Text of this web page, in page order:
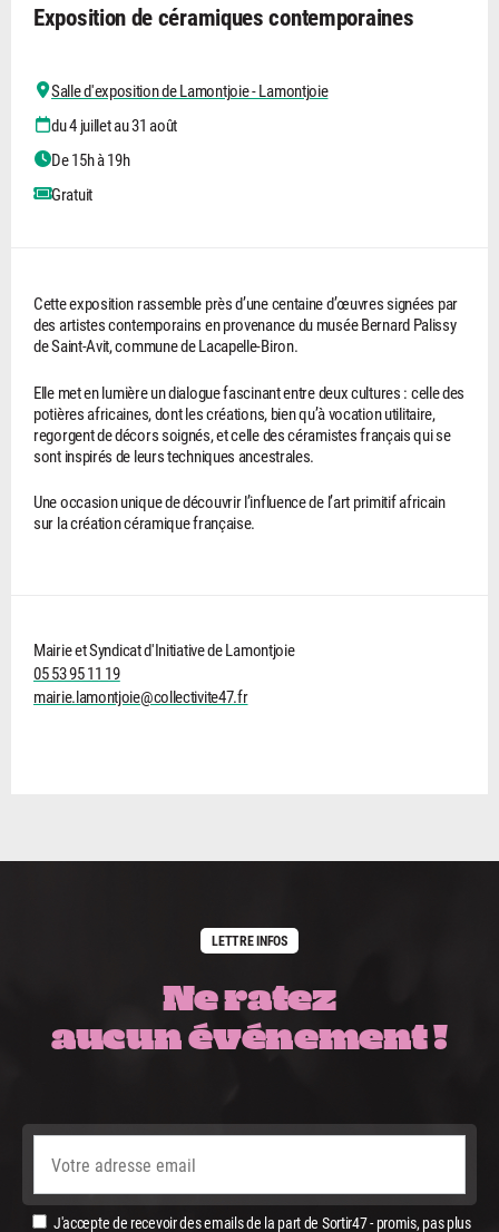
Exposition de céramiques contemporaines
Salle d'exposition de Lamontjoie - Lamontjoie
du 4 juillet au 31 août
De 15h à 19h
Gratuit
Cette exposition rassemble près d’une centaine d’œuvres signées par
des artistes contemporains en provenance du musée Bernard Palissy
de Saint-Avit, commune de Lacapelle-Biron.
Elle met en lumière un dialogue fascinant entre deux cultures : celle des
potières africaines, dont les créations, bien qu’à vocation utilitaire,
regorgent de décors soignés, et celle des céramistes français qui se
sont inspirés de leurs techniques ancestrales.
Une occasion unique de découvrir l’influence de l’art primitif africain
sur la création céramique française.
Mairie et Syndicat d'Initiative de Lamontjoie
05 53 95 11 19
mairie.lamontjoie@collectivite47.fr
LETTRE INFOS
Ne ratez
aucun événement !
J'accepte de recevoir des emails de la part de Sortir47 - promis, pas plus